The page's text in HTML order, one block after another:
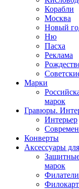
Корабли
Москва
Новый
Ню
Пасха
Реклама
Марки
марок
Гравюры.
Интерьер
Конверты
Аксессуары
марок